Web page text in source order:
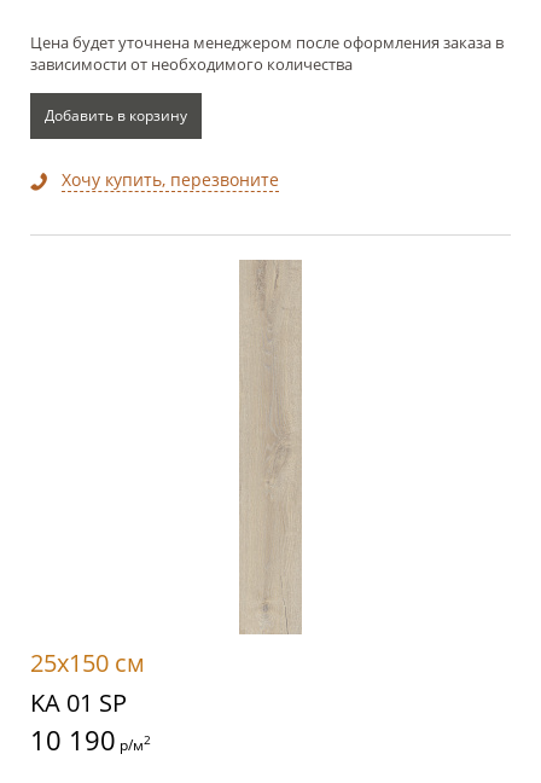
Цена будет уточнена менеджером после оформления заказа в
зависимости от необходимого количества
Добавить в корзину
Хочу купить, перезвоните
25x150 см
KA 01 SP
10 190 р/м2